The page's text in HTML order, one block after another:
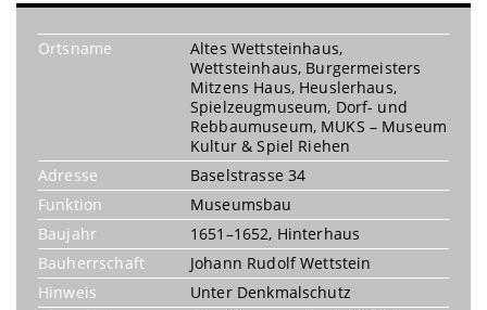
Ortsname
Altes Wettsteinhaus,
Wettsteinhaus, Burgermeisters
Mitzens Haus, Heuslerhaus,
Spielzeugmuseum, Dorf- und
Rebbaumuseum, MUKS – Museum
Kultur & Spiel Riehen
Adresse
Baselstrasse 34
Funktion
Museumsbau
Baujahr
1651–1652, Hinterhaus
Bauherrschaft
Johann Rudolf Wettstein
Hinweis
Unter Denkmalschutz